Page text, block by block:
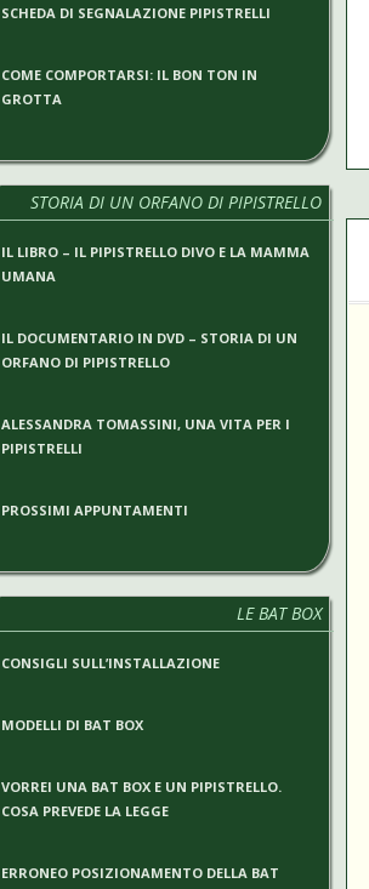
SCHEDA DI SEGNALAZIONE PIPISTRELLI
COME COMPORTARSI: IL BON TON IN
GROTTA
STORIA DI UN ORFANO DI PIPISTRELLO
IL LIBRO – IL PIPISTRELLO DIVO E LA MAMMA
UMANA
IL DOCUMENTARIO IN DVD – STORIA DI UN
ORFANO DI PIPISTRELLO
ALESSANDRA TOMASSINI, UNA VITA PER I
PIPISTRELLI
PROSSIMI APPUNTAMENTI
LE BAT BOX
CONSIGLI SULL’INSTALLAZIONE
MODELLI DI BAT BOX
VORREI UNA BAT BOX E UN PIPISTRELLO.
COSA PREVEDE LA LEGGE
ERRONEO POSIZIONAMENTO DELLA BAT